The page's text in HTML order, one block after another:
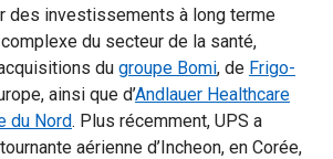
des investissements à long terme
du secteur de la santé,
du groupe Bomi, de Frigo-
ainsi que d’Andlauer Healthcare
du Nord. Plus récemment, UPS a
aérienne d’Incheon, en Corée,